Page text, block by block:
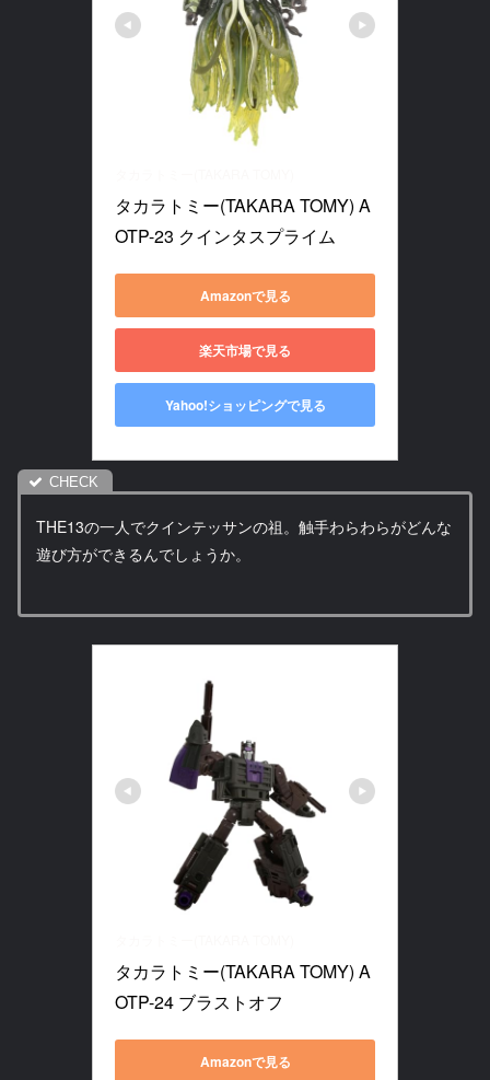
タカラトミー(TAKARA TOMY) A
OTP-23 クインタスプライム
Amazonで見る
楽天市場で見る
Yahoo!ショッピングで見る
THE13の一人でクインテッサンの祖。触手わらわらがどんな
遊び方ができるんでしょうか。
タカラトミー(TAKARA TOMY) A
OTP-24 ブラストオフ
Amazonで見る